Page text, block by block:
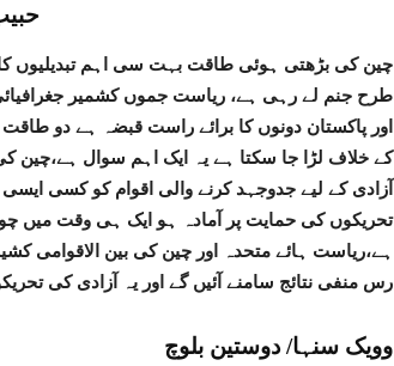
چین کی بڑھتی ہوئی طاقت بہت سی اہم تبدیلیوں
طرح جنم لے رہی ہے، ریاست جموں کشمیر
اور پاکستان دونوں کا برائے راست قبضہ ہے دو
کے خلاف لڑا جا سکتا ہے یہ ایک اہم سوال
آزادی کے لیے جدوجہد کرنے والی اقوام کو کسی
تحریکوں کی حمایت پر آمادہ ہو ایک ہی وقت میں
ہے،ریاست ہائے متحدہ اور چین کی بین
رس منفی نتائج سامنے آئیں گے اور یہ آزادی کی
وویک سنہا/ دوستین بلوچ